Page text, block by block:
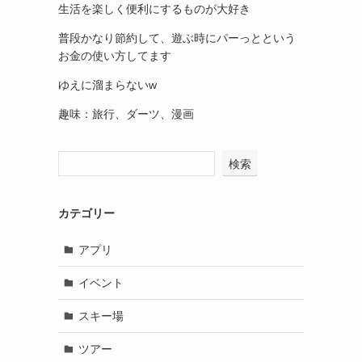
生活を楽しく便利にするものが大好き
普段かなり節約して、遊ぶ時にパーっとという
お金の使い方してます
ゆえに溜まらないw
趣味：旅行、ダーツ、漫画
検索
カテゴリー
アプリ
イベント
スキー場
ツアー